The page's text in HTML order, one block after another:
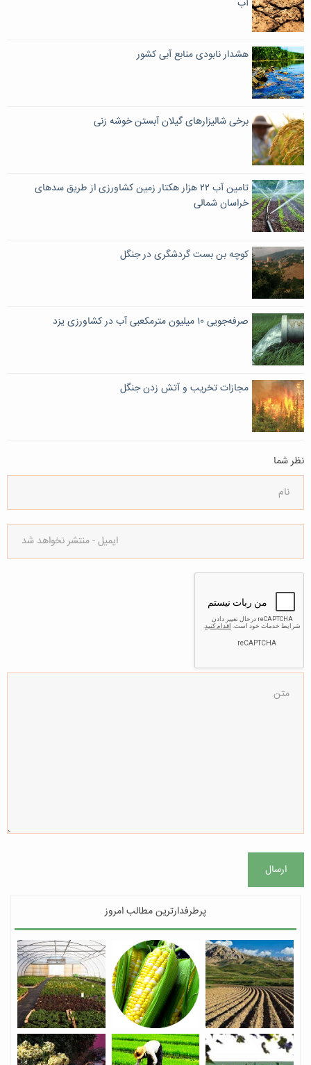
آب
هشدار نابودی منابع آبی کشور
برخی شالیزارهای گیلان آبستن خوشه زنی
تامین آب ۲۲ هزار هکتار زمین کشاورزی از طریق سدهای
خراسان شمالی
کوچه بن بست گردشگری در جنگل
صرفه‌جویی ۱۰ میلیون مترمکعبی آب در کشاورزی یزد
مجازات تخريب و آتش زدن جنگل
نظر شما
ارسال
پرطرفدارترین مطالب امروز